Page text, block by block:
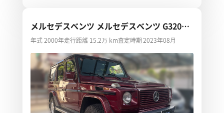
メルセデスベンツ メルセデスベンツ G320ロ
ング
年式 2000年走行距離 15.2万 km査定時期 2023年08月